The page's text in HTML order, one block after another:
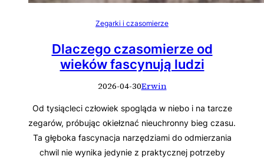
Zegarki i czasomierze
Dlaczego czasomierze od
wieków fascynują ludzi
2026-04-30Erwin
Od tysiącleci człowiek spogląda w niebo i na tarcze
zegarów, próbując okiełznać nieuchronny bieg czasu.
Ta głęboka fascynacja narzędziami do odmierzania
chwil nie wynika jedynie z praktycznej potrzeby